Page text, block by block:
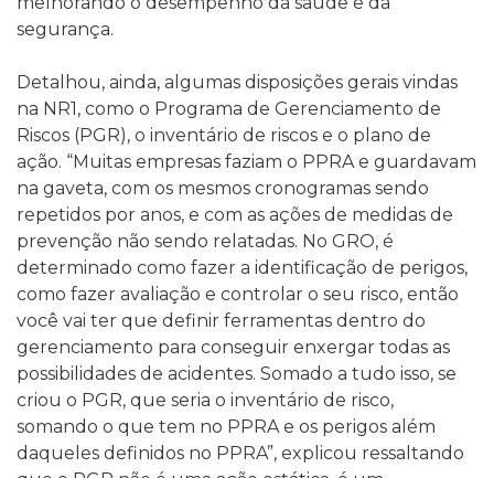
segurança.
Detalhou, ainda, algumas disposições gerais vindas
na NR1, como o Programa de Gerenciamento de
Riscos (PGR), o inventário de riscos e o plano de
ação. “Muitas empresas faziam o PPRA e guardavam
na gaveta, com os mesmos cronogramas sendo
repetidos por anos, e com as ações de medidas de
prevenção não sendo relatadas. No GRO, é
determinado como fazer a identificação de perigos,
como fazer avaliação e controlar o seu risco, então
você vai ter que definir ferramentas dentro do
gerenciamento para conseguir enxergar todas as
possibilidades de acidentes. Somado a tudo isso, se
criou o PGR, que seria o inventário de risco,
somando o que tem no PPRA e os perigos além
daqueles definidos no PPRA”, explicou ressaltando